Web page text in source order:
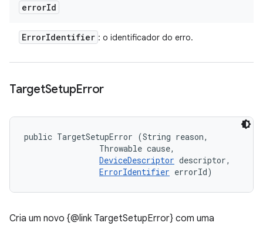
errorId
ErrorIdentifier : o identificador do erro.
TargetSetupError
public TargetSetupError (String reason,
                Throwable cause,
DeviceDescriptor descriptor,
ErrorIdentifier errorId)
Cria um novo {@link TargetSetupError} com uma